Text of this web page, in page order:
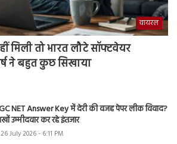
वायरल
मिली तो भारत लौटे सॉफ्टवेयर
ने बहुत कुछ सिखाया
NET Answer Key में देरी की वजह पेपर लीक विवाद?
उम्मीदवार कर रहे इंतजार
26 July 2026 - 6:11 PM